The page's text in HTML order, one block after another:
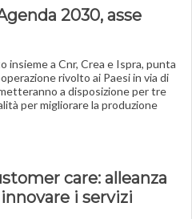
2030, asse
insieme a Cnr, Crea e Ispra, punta
rivolto ai Paesi in via di
a disposizione per tre
per migliorare la produzione
care: alleanza
i servizi